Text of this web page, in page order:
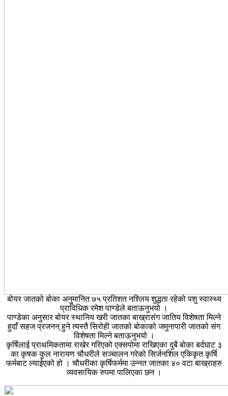
बोयर जातको बोका अनुमानित ७५ प्रतिशत नश्लिय शुद्धता रहेको पशु स्वास्थ्य
प्राविधिक रमेश पाण्डेले बताऊनुभयो ।
पाण्डेका अनुसार बोयर स्थानिय खरी जातका बाख्रासंग जातिय विशेषता मिल्ने
हुदाँ सहज प्रजनन् हुने त्यस्तै सिरोही जातको बोकाको जमुनापारी जातको संग
विशेषता मिल्ने बताऊनुभयो ।
कृर्षिलाई प्राथमिकतामा राखेर गरिएको एक्सपोमा राखिएका दुबै बोका बर्दघाट ३
का कृषक कुल नारायण चौधरीले सञ्चालन गरेको सिर्जनशिल एकिकृत कृर्षि
फर्मबाट ल्याईएको हो । चौधरीका कृर्षिफर्ममा उन्नत जातका ४० वटा बाख्राहरु
व्यवसायिक रुपमा पालिएका छन ।